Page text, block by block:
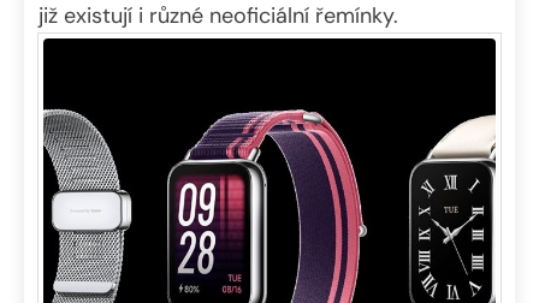
již existují i různé neoficiální řemínky.